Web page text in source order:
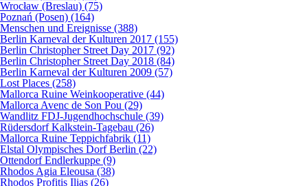
Wrocław (Breslau) (75)
Poznań (Posen) (164)
Menschen und Ereignisse (388)
Berlin Karneval der Kulturen 2017 (155)
Berlin Christopher Street Day 2017 (92)
Berlin Christopher Street Day 2018 (84)
Berlin Karneval der Kulturen 2009 (57)
Lost Places (258)
Mallorca Ruine Weinkooperative (44)
Mallorca Avenc de Son Pou (29)
Wandlitz FDJ-Jugendhochschule (39)
Rüdersdorf Kalkstein-Tagebau (26)
Mallorca Ruine Teppichfabrik (11)
Elstal Olympisches Dorf Berlin (22)
Ottendorf Endlerkuppe (9)
Rhodos Agia Eleousa (38)
Rhodos Profitis Ilias (26)